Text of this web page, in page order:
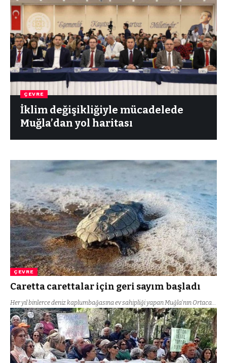
ÇEVRE
İklim değişikliğiyle mücadelede
Muğla’dan yol haritası
ÇEVRE
Caretta carettalar için geri sayım başladı
Her yıl binlerce deniz kaplumbağasına ev sahipliği yapan Muğla'nın Ortaca…